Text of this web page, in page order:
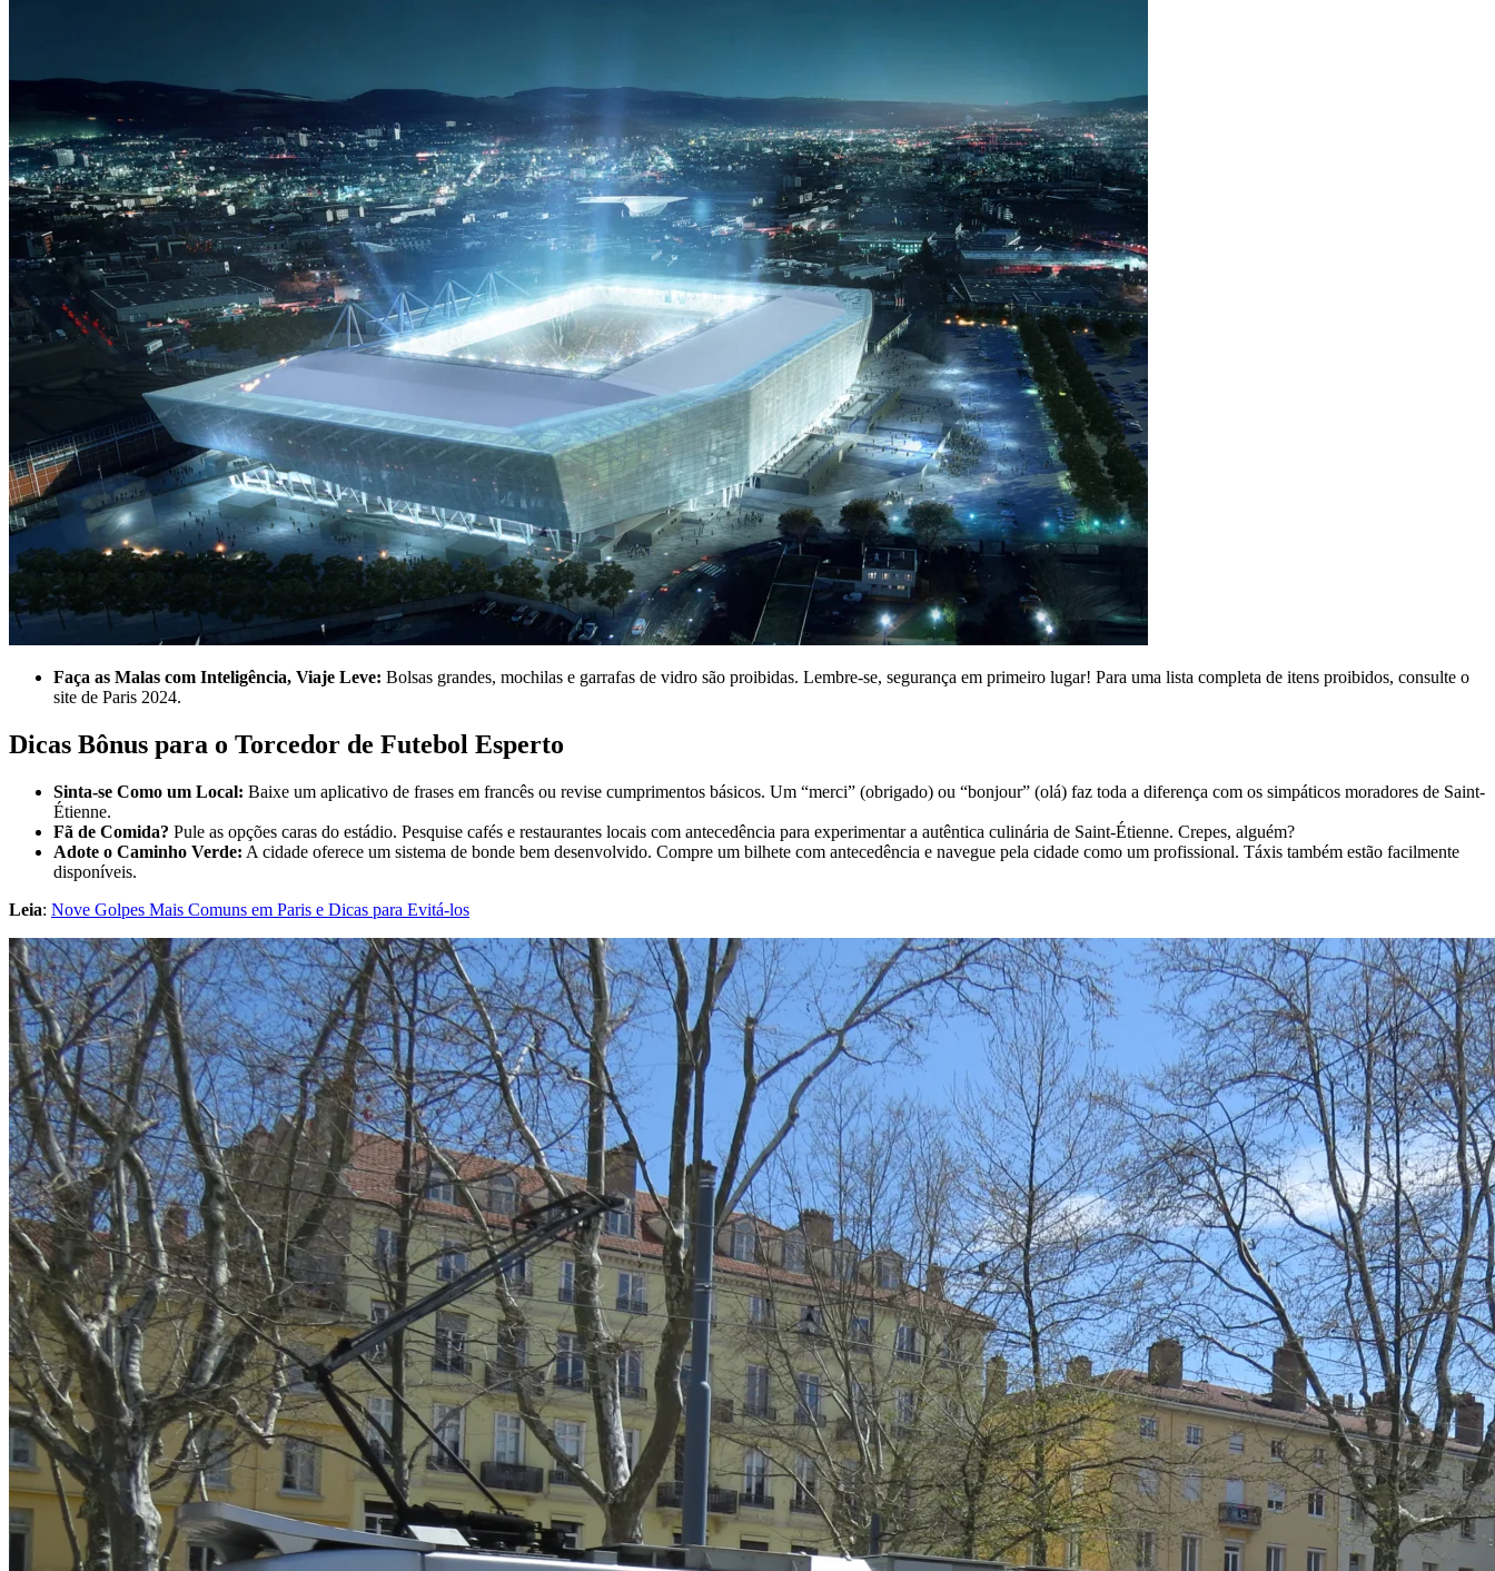
Faça as Malas com Inteligência, Viaje Leve: Bolsas grandes, mochilas e garrafas de vidro são proibidas. Lembre-se, segurança em primeiro lugar! Para uma lista completa de itens proibidos, consulte o
site de Paris 2024.
Dicas Bônus para o Torcedor de Futebol Esperto
Sinta-se Como um Local: Baixe um aplicativo de frases em francês ou revise cumprimentos básicos. Um “merci” (obrigado) ou “bonjour” (olá) faz toda a diferença com os simpáticos moradores de Saint-
Étienne.
Fã de Comida? Pule as opções caras do estádio. Pesquise cafés e restaurantes locais com antecedência para experimentar a autêntica culinária de Saint-Étienne. Crepes, alguém?
Adote o Caminho Verde: A cidade oferece um sistema de bonde bem desenvolvido. Compre um bilhete com antecedência e navegue pela cidade como um profissional. Táxis também estão facilmente
disponíveis.
Leia: Nove Golpes Mais Comuns em Paris e Dicas para Evitá-los